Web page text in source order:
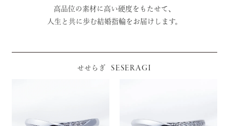
高品位の素材に高い硬度をもたせて、
人生と共に歩む結婚指輪をお届けします。
せせらぎ SESERAGI